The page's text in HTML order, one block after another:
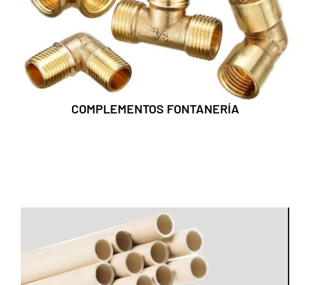
COMPLEMENTOS FONTANERÍA